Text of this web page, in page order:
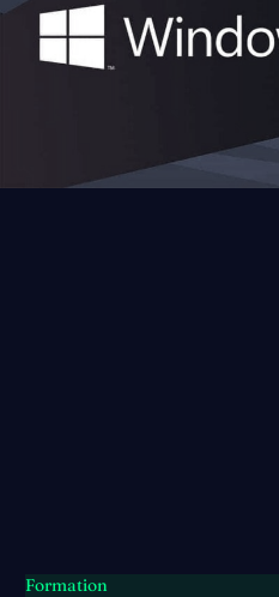
Formation